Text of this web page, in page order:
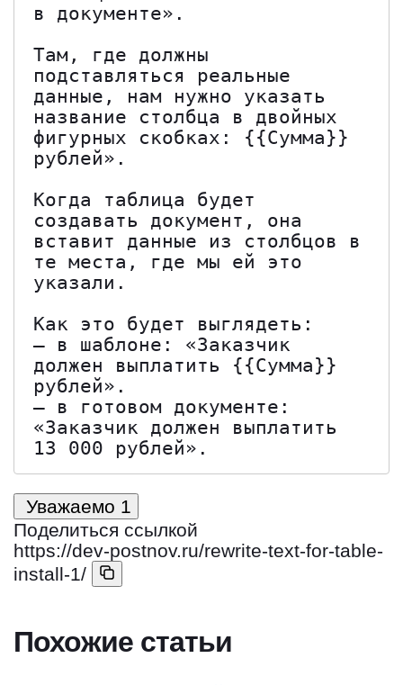
в документе».
Там, где должны
подставляться реальные
данные, нам нужно указать
название столбца в двойных
фигурных скобках: {{Сумма}}
рублей».
Когда таблица будет
создавать документ, она
вставит данные из столбцов в
те места, где мы ей это
указали.
Как это будет выглядеть:
— в шаблоне: «Заказчик
должен выплатить {{Сумма}}
рублей».
— в готовом документе:
«Заказчик должен выплатить
13 000 рублей».
Уважаемо 1
Поделиться ссылкой
https://dev-postnov.ru/rewrite-text-for-table-
install-1/
Похожие статьи